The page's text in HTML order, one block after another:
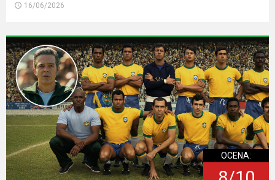
16/06/2026
OCENA: